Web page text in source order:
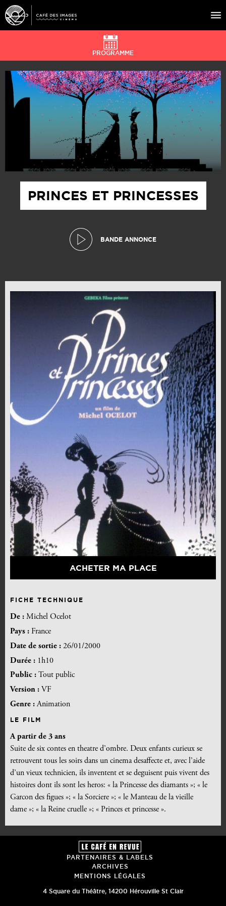
À L’AFFICHE
ÉVÉNEMENTS
CAFÉ DU CINÉ
PRATIQUE
ÉDUCATION AUX IMAGES
PRINCES ET PRINCESSES
BANDE ANNONCE
ACHETER MA PLACE
FICHE TECHNIQUE
De : Michel Ocelot
Pays : France
Date de sortie : 26/01/2000
Durée : 1h10
Public : Tout public
Version : VF
Genre :Animation
LE FILM
A partir de 3 ans
Suite de six contes en theatre d’ombre. Deux enfants curieux se
retrouvent tous les soirs dans un cinema desaffecte et, avec l’aide
d’un vieux technicien, ils inventent et se deguisent puis vivent des
histoires dont ils sont les heros: « la Princesse des diamants »; « le
Garcon des figues »; « la Sorciere »; « le Manteau de la vieille
dame »; « la Reine cruelle »; « Princes et princesse ».
PROGRAMME
PARTENAIRES & LABELS
ARCHIVES
MENTIONS LÉGALES
4 Square du Théâtre, 14200 Hérouville St Clair